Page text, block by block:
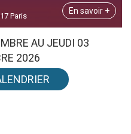
Paris
En savoir +
AU JEUDI 03
2026